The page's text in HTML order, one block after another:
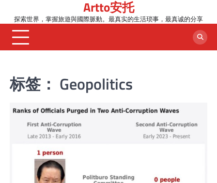
content
Artto安托
探索世界，掌握旅遊與國際脈動。最真实的生活琐事，最真诚的分享
标签： Geopolitics